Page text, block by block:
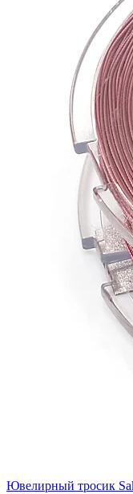
Ювелирный тросик